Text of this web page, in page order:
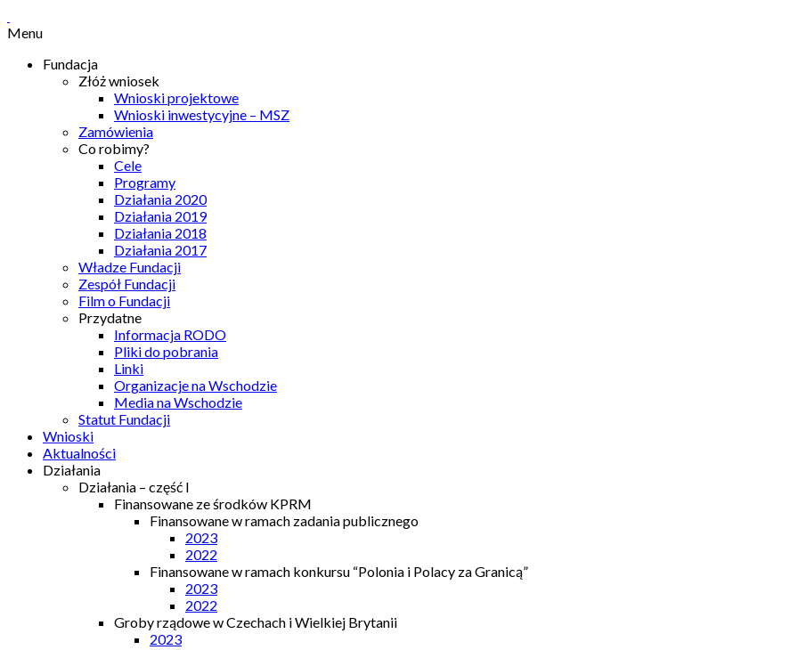
Menu
Fundacja
Złóż wniosek
Wnioski projektowe
Wnioski inwestycyjne – MSZ
Zamówienia
Co robimy?
Cele
Programy
Działania 2020
Działania 2019
Działania 2018
Działania 2017
Władze Fundacji
Zespół Fundacji
Film o Fundacji
Przydatne
Informacja RODO
Pliki do pobrania
Linki
Organizacje na Wschodzie
Media na Wschodzie
Statut Fundacji
Wnioski
Aktualności
Działania
Działania – część I
Finansowane ze środków KPRM
Finansowane w ramach zadania publicznego
2023
2022
Finansowane w ramach konkursu “Polonia i Polacy za Granicą”
2023
2022
Groby rządowe w Czechach i Wielkiej Brytanii
2023